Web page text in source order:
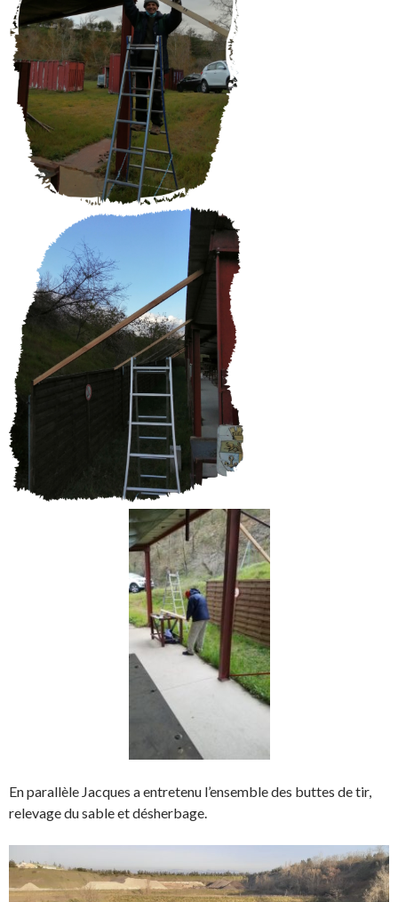
En parallèle Jacques a entretenu l’ensemble des buttes de tir,
relevage du sable et désherbage.